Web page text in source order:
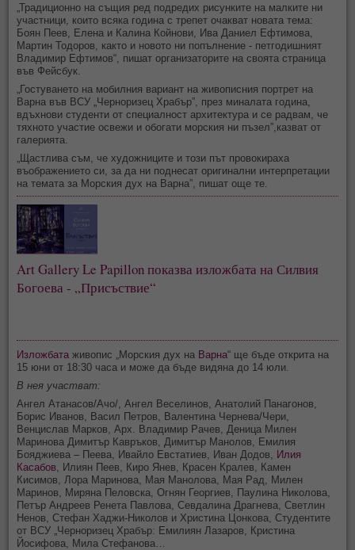
„Традиционно на същия ред подредих рисунките на малките ни
участници, които всяка година с трепет очакват новата тема:
Боян Пеев, Елена и Калина Койнови, Ива Даниел Ефтимова,
Мартин Тодоров, както и новото ни попълнение - петгодишният
Владимир Ефтимов“, пишат организаторите на своята страница
във Фейсбук.
„Гостуването на мобилния вариант на живописния портрет на
Варна във ВСУ „Черноризец Храбър”, през миналата година,
вдъхнови студенти от специалност архитектура и се радвам, че
тяхното участие освежи и обогати морския ни пъзел”,казват от
галерията.
„Щастлива съм, че художниците и този път провокираха
въображението си, за да ни поднесат оригинални интерпретации
на темата за Морския дух на Варна”, пишат още те.
Art Gallery Le Papillon показва изложбата на Силвия
Богоева - „Присъствие“
Изложбата живопис „Морския дух на Варна“ ще бъде открита на
15 юни от 18:30 часа и може да бъде видяна до 14 юли.
В нея участват:
Ангел Атанасов/Ачо/, Ангел Веселинов, Анатолий Панагонов,
Борис Иванов, Васил Петров, Валентина Чернева/Чери,
Венцислав Марков, Арх. Владимир Рачев, Деница Милен
Маринова Димитър Кавръков, Димитър Манолов, Емилия
Бояджиева – Пеева, Ивайло Евстатиев, Иван Додов, Илия
Касабов , Илиян Пеев, Киро Янев, Красен Кралев, Камен
Кисимов, Лора Маринова, Мая Манолова, Мая Рад, Милен
Маринов, Миряна Пеловска, Огнян Георгиев, Паулина Николова,
Петър Андреев Ренета Павлова, Севдалина Драгнева, Светлин
Ненов, Стефан Хаджи-Николов и Христина Цонкова, Студентите
от ВСУ „Черноризец Храбър: Емилиян Лазаров, Кристина
Йосифова, Мила Стефанова…